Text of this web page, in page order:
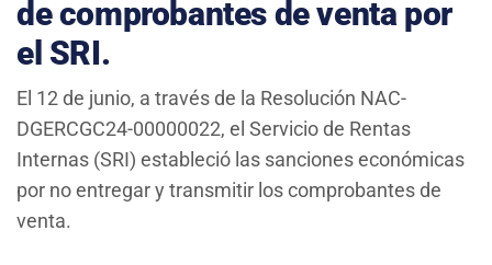
de comprobantes de venta por
el SRI.
El 12 de junio, a través de la Resolución NAC-
DGERCGC24-00000022, el Servicio de Rentas
Internas (SRI) estableció las sanciones económicas
por no entregar y transmitir los comprobantes de
venta.